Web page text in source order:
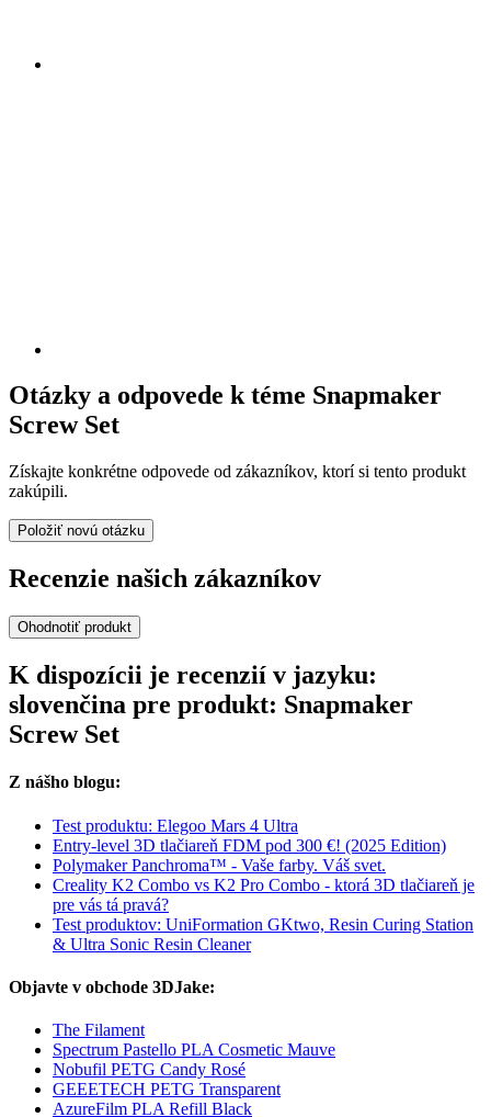
Otázky a odpovede k téme Snapmaker
Screw Set
Získajte konkrétne odpovede od zákazníkov, ktorí si tento produkt
zakúpili.
Položiť novú otázku
Recenzie našich zákazníkov
Ohodnotiť produkt
K dispozícii je recenzií v jazyku:
slovenčina pre produkt: Snapmaker
Screw Set
Z nášho blogu:
Test produktu: Elegoo Mars 4 Ultra
Entry-level 3D tlačiareň FDM pod 300 €! (2025 Edition)
Polymaker Panchroma™ - Vaše farby. Váš svet.
Creality K2 Combo vs K2 Pro Combo - ktorá 3D tlačiareň je
pre vás tá pravá?
Test produktov: UniFormation GKtwo, Resin Curing Station
& Ultra Sonic Resin Cleaner
Objavte v obchode 3DJake:
The Filament
Spectrum Pastello PLA Cosmetic Mauve
Nobufil PETG Candy Rosé
GEEETECH PETG Transparent
AzureFilm PLA Refill Black